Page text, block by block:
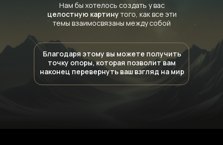
Благодаря этому вы можете получить
точку опоры, которая позволит вам
наконец перевернуть ваш взгляд на мир
Нам бы хотелось создать у вас
целостную картину того, как все эти
темы взаимосвязаны между собой